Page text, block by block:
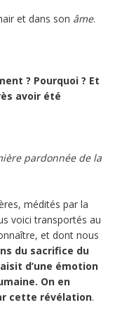
et dans son âme.
? Pourquoi ? Et
avoir été
pardonnée de la
médités par la
voici transportés au
et dont nous
du sacrifice du
d’une émotion
On en
cette révélation.